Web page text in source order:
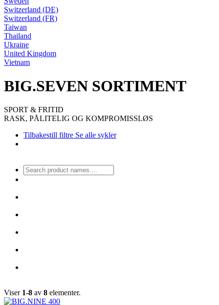
Switzerland (DE)
Switzerland (FR)
Taiwan
Thailand
Ukraine
United Kingdom
Vietnam
BIG.SEVEN SORTIMENT
SPORT & FRITID
RASK, PÅLITELIG OG KOMPROMISSLØS
Tilbakestill filtre Se alle sykler
Viser 1-8 av 8 elementer.